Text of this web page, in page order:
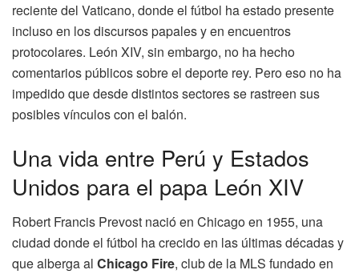
reciente del Vaticano, donde el fútbol ha estado presente
incluso en los discursos papales y en encuentros
protocolares. León XIV, sin embargo, no ha hecho
comentarios públicos sobre el deporte rey. Pero eso no ha
impedido que desde distintos sectores se rastreen sus
posibles vínculos con el balón.
Una vida entre Perú y Estados
Unidos para el papa León XIV
Robert Francis Prevost nació en Chicago en 1955, una
ciudad donde el fútbol ha crecido en las últimas décadas y
que alberga al Chicago Fire, club de la MLS fundado en